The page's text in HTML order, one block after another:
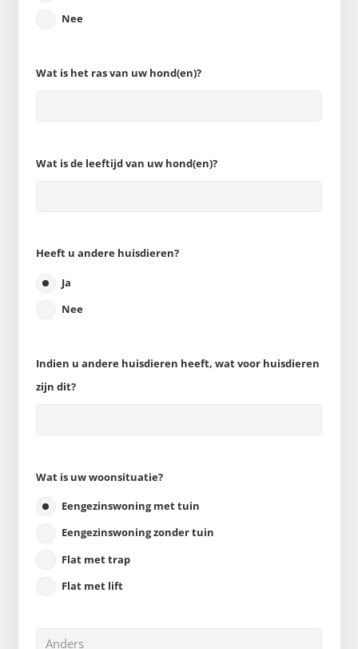
Nee
Wat is het ras van uw hond(en)?
Wat is de leeftijd van uw hond(en)?
Heeft u andere huisdieren?
Ja
Nee
Indien u andere huisdieren heeft, wat voor huisdieren
zijn dit?
Wat is uw woonsituatie?
Eengezinswoning met tuin
Eengezinswoning zonder tuin
Flat met trap
Flat met lift